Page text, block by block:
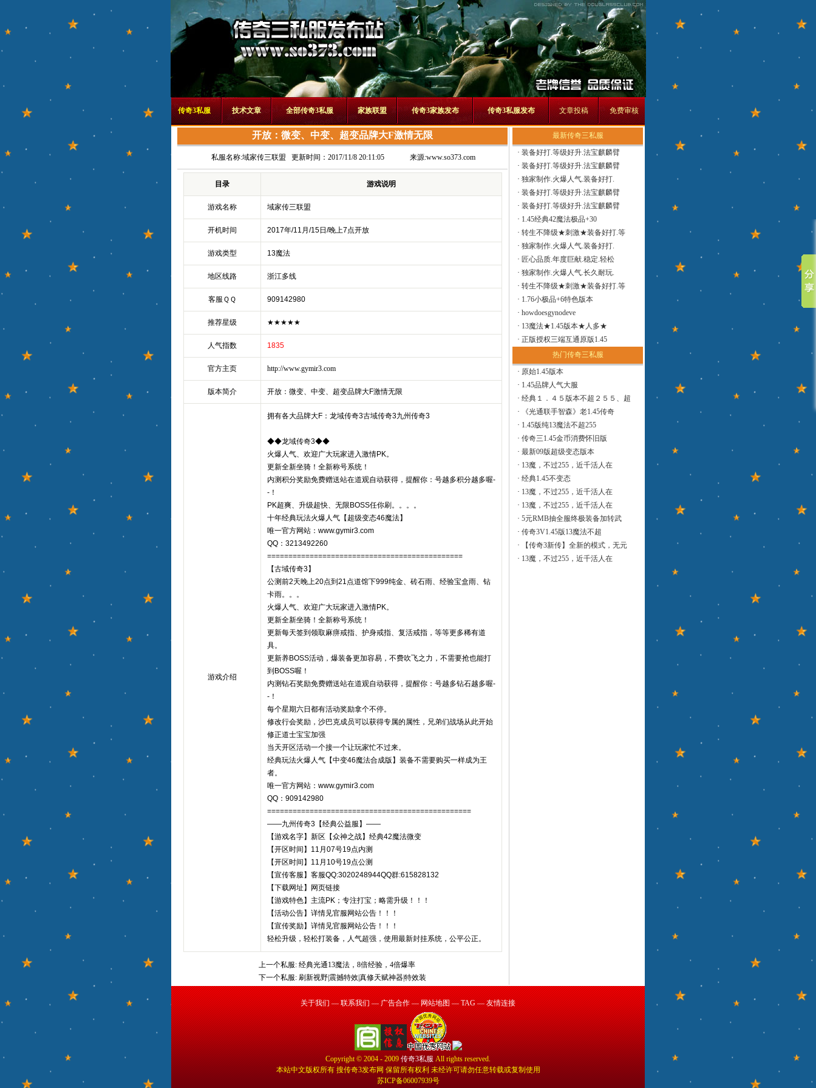
传奇3私服 技术文章 全部传奇3私服 家族联盟 传奇3家族发布 传奇3私服发布 文章投稿 免费审核
开放：微变、中变、超变品牌大F激情无限
私服名称:域家传三联盟 更新时间：2017/11/8 20:11:05 来源:www.so373.com
目录 游戏说明
游戏名称 域家传三联盟
开机时间 2017年/11月/15日/晚上7点开放
游戏类型 13魔法
地区线路 浙江多线
客服ＱＱ 909142980
推荐星级 ★★★★★
人气指数 1835
官方主页 http://www.gymir3.com
版本简介 开放：微变、中变、超变品牌大F激情无限
游戏介绍
拥有各大品牌大F：龙域传奇3古域传奇3九州传奇3
◆◆龙域传奇3◆◆
火爆人气、欢迎广大玩家进入激情PK。
更新全新坐骑！全新称号系统！
内测积分奖励免费赠送站在道观自动获得，提醒你：号越多积分越多喔-
-！
PK超爽、升级超快、无限BOSS任你刷。。。。
十年经典玩法火爆人气【超级变态46魔法】
唯一官方网站：www.gymir3.com
QQ：3213492260
==============================================
【古域传奇3】
公测前2天晚上20点到21点道馆下999纯金、砖石雨、经验宝盒雨、钻
卡雨。。。
火爆人气、欢迎广大玩家进入激情PK。
更新全新坐骑！全新称号系统！
更新每天签到领取麻痹戒指、护身戒指、复活戒指，等等更多稀有道
具。
更新养BOSS活动，爆装备更加容易，不费吹飞之力，不需要抢也能打
到BOSS喔！
内测钻石奖励免费赠送站在道观自动获得，提醒你：号越多钻石越多喔-
-！
每个星期六日都有活动奖励拿个不停。
修改行会奖励，沙巴克成员可以获得专属的属性，兄弟们战场从此开始
修正道士宝宝加强
当天开区活动一个接一个让玩家忙不过来。
经典玩法火爆人气【中变46魔法合成版】装备不需要购买一样成为王
者。
唯一官方网站：www.gymir3.com
QQ：909142980
================================================
——九州传奇3【经典公益服】——
【游戏名字】新区【众神之战】经典42魔法微变
【开区时间】11月07号19点内测
【开区时间】11月10号19点公测
【宣传客服】客服QQ:3020248944QQ群:615828132
【下载网址】网页链接
【游戏特色】主流PK；专注打宝；略需升级！！！
【活动公告】详情见官服网站公告！！！
【宣传奖励】详情见官服网站公告！！！
轻松升级，轻松打装备，人气超强，使用最新封挂系统，公平公正。
上一个私服: 经典光通13魔法，8倍经验，4倍爆率
下一个私服: 刷新视野|震撼特效|真修天赋神器|特效装
最新传奇三私服
· 装备好打.等级好升.法宝麒麟臂
· 装备好打.等级好升.法宝麒麟臂
· 独家制作.火爆人气.装备好打.
· 装备好打.等级好升.法宝麒麟臂
· 装备好打.等级好升.法宝麒麟臂
· 1.45经典42魔法极品+30
· 转生不降级★刺激★装备好打.等
· 独家制作.火爆人气.装备好打.
· 匠心品质.年度巨献.稳定.轻松
· 独家制作.火爆人气.长久耐玩.
· 转生不降级★刺激★装备好打.等
· 1.76小极品+6特色版本
· howdoesgynodeve
· 13魔法★1.45版本★人多★
· 正版授权三端互通原版1.45
热门传奇三私服
· 原始1.45版本
· 1.45品牌人气大服
· 经典１．４５版本不超２５５、超
·
《光通联手智森》老1.45传奇
· 1.45版纯13魔法不超255
· 传奇三1.45金币消费怀旧版
· 最新09版超级变态版本
· 13魔，不过255，近千活人在
· 经典1.45不变态
· 13魔，不过255，近千活人在
· 13魔，不过255，近千活人在
· 5元RMB抽全服终极装备加转武
· 传奇3V1.45版13魔法不超
·
【传奇3新传】全新的模式，无元
· 13魔，不过255，近千活人在
关于我们 — 联系我们 — 广告合作 — 网站地图 —TAG —友情连接
Copyright © 2004 - 2009传奇3私服All rights reserved.
本站中文版权所有 搜传奇3发布网 保留所有权利 未经许可请勿任意转载或复制使用
苏ICP备06007939号